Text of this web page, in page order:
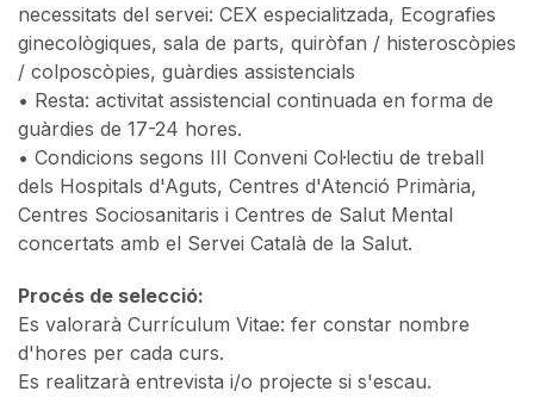
necessitats del servei: CEX especialitzada, Ecografies
ginecològiques, sala de parts, quiròfan / histeroscòpies
/ colposcòpies, guàrdies assistencials
• Resta: activitat assistencial continuada en forma de
guàrdies de 17-24 hores.
• Condicions segons III Conveni Col·lectiu de treball
dels Hospitals d'Aguts, Centres d'Atenció Primària,
Centres Sociosanitaris i Centres de Salut Mental
concertats amb el Servei Català de la Salut.
Procés de selecció:
Es valorarà Currículum Vitae: fer constar nombre
d'hores per cada curs.
Es realitzarà entrevista i/o projecte si s'escau.